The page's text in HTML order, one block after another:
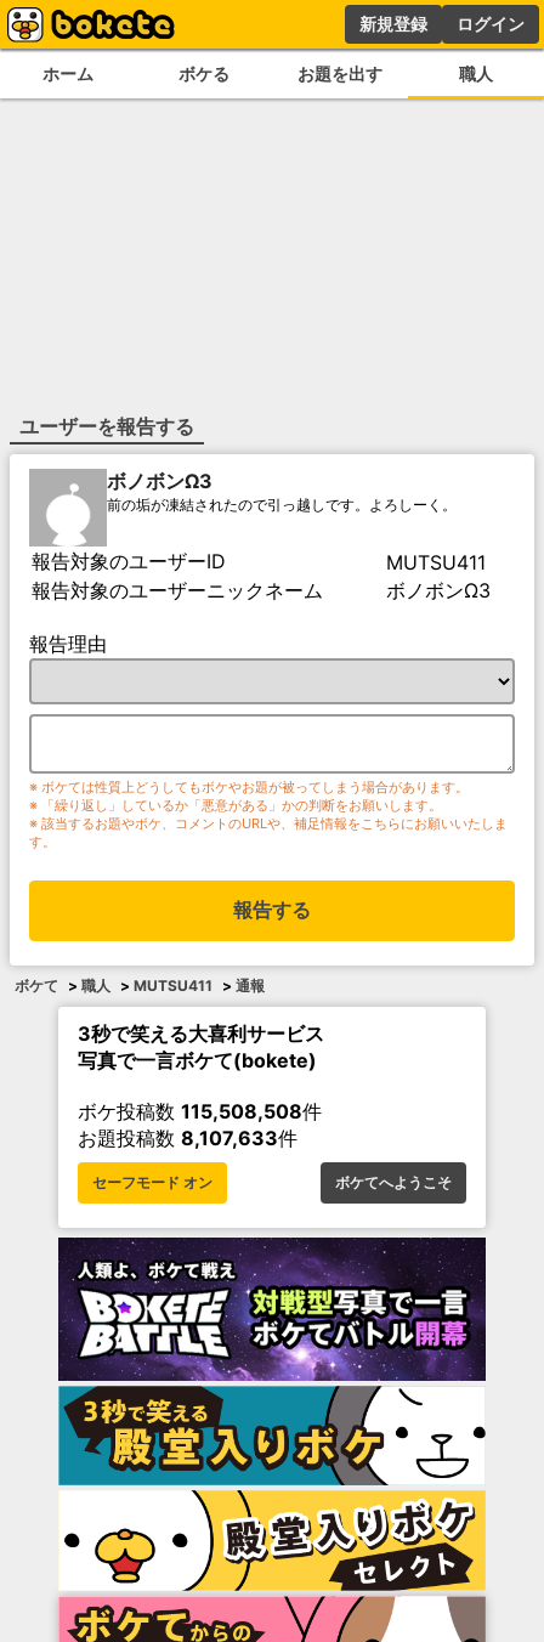
新規登録 ログイン
ホーム ボケる お題を出す 職人
ユーザーを報告する
ボノボンΩ3
前の垢が凍結されたので引っ越しです。よろしーく。
報告対象のユーザーID
MUTSU411
報告対象のユーザーニックネーム
ボノボンΩ3
報告理由
※ ボケては性質上どうしてもボケやお題が被ってしまう場合があります。
※ 「繰り返し」しているか「悪意がある」かの判断をお願いします。
※ 該当するお題やボケ、コメントのURLや、補足情報をこちらにお願いいたしま
す。
報告する
ボケて > 職人 > MUTSU411 > 通報
3秒で笑える大喜利サービス
写真で一言ボケて(bokete)
ボケ投稿数 115,508,508件
お題投稿数 8,107,633件
セーフモード オン ボケてへようこそ